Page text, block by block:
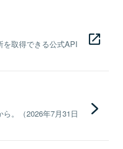
を取得できる公式API
。（2026年7月31日